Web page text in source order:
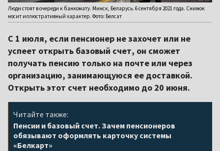
Люди стоят в очереди к банкомату. Минск, Беларусь. 6 сентября 2021 года. Снимок
носит иллюстративный характер. Фото: Белсат
С 1 июля, если пенсионер не захочет или не
успеет открыть базовый счет, он сможет
получать пенсию только на почте или через
организацию, занимающуюся ее доставкой.
Открыть этот счет необходимо до 20 июня.
Читайте также:
Пенсии и базовый счет. Зачем пенсионеров
обязывают оформлять карточку системы
«Белкарт»